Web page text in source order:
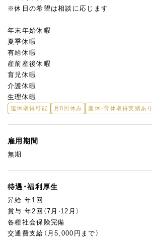
※休日の希望は相談に応じます
年末年始休暇
夏季休暇
有給休暇
産前産後休暇
育児休暇
介護休暇
生理休暇
連休取得可能 月8回休み 産休・育休取得実績あり
雇用期間
無期
待遇・福利厚生
昇給:年1回
賞与:年2回（7月‧12月）
各種社会保険完備
交通費支給（月5,000円まで）